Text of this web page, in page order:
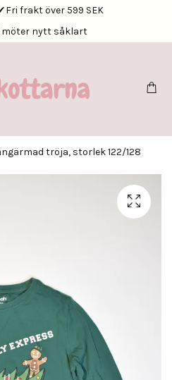
frakt över 599 SEK
möter nytt såklart
tröja, storlek 122/128